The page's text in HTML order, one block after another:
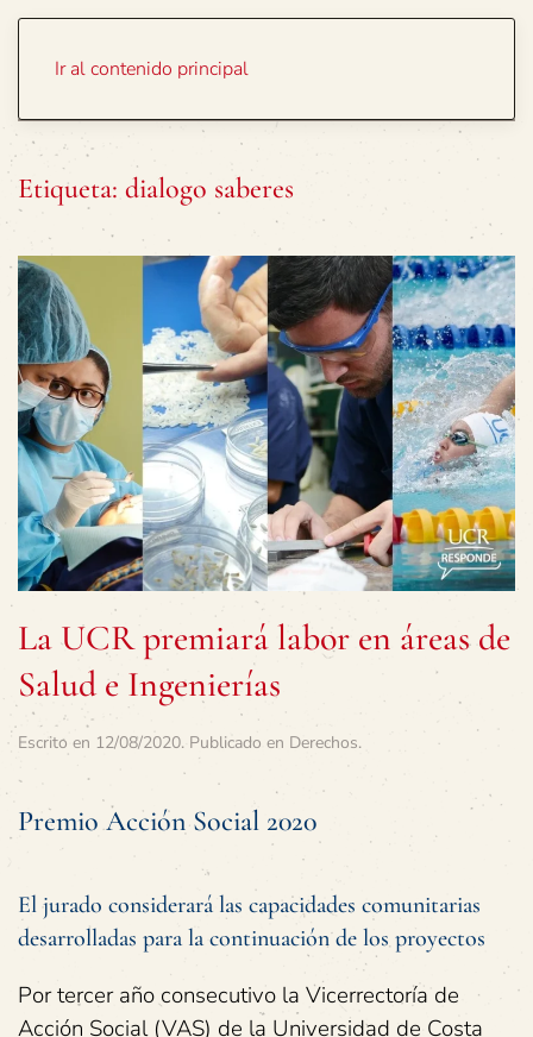
Ir al contenido principal
Etiqueta: dialogo saberes
La UCR premiará labor en áreas de
Salud e Ingenierías
Escrito en 12/08/2020. Publicado en Derechos.
Premio Acción Social 2020
El jurado considerará las capacidades comunitarias
desarrolladas para la continuación de los proyectos
Por tercer año consecutivo la Vicerrectoría de
Acción Social (VAS) de la Universidad de Costa